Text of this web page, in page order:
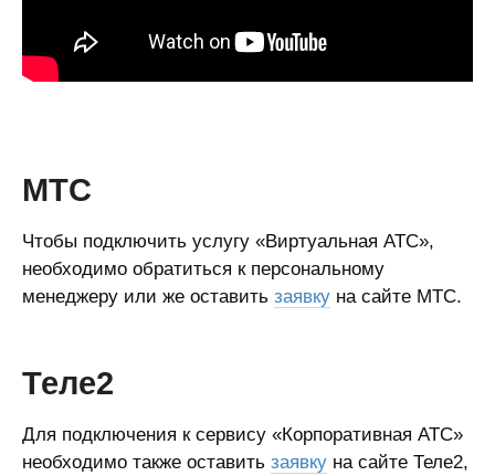
МТС
Чтобы подключить услугу «Виртуальная АТС»,
необходимо обратиться к персональному
менеджеру или же оставить заявку на сайте МТС.
Теле2
Для подключения к сервису «Корпоративная АТС»
необходимо также оставить заявку на сайте Теле2,